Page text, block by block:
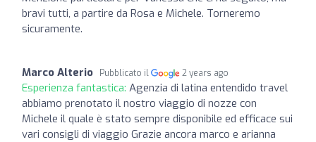
bravi tutti, a partire da Rosa e Michele. Torneremo
sicuramente.
Marco Alterio Pubblicato il 2 years ago
Esperienza fantastica: Agenzia di latina entendido travel
abbiamo prenotato il nostro viaggio di nozze con
Michele il quale è stato sempre disponibile ed efficace sui
vari consigli di viaggio Grazie ancora marco e arianna